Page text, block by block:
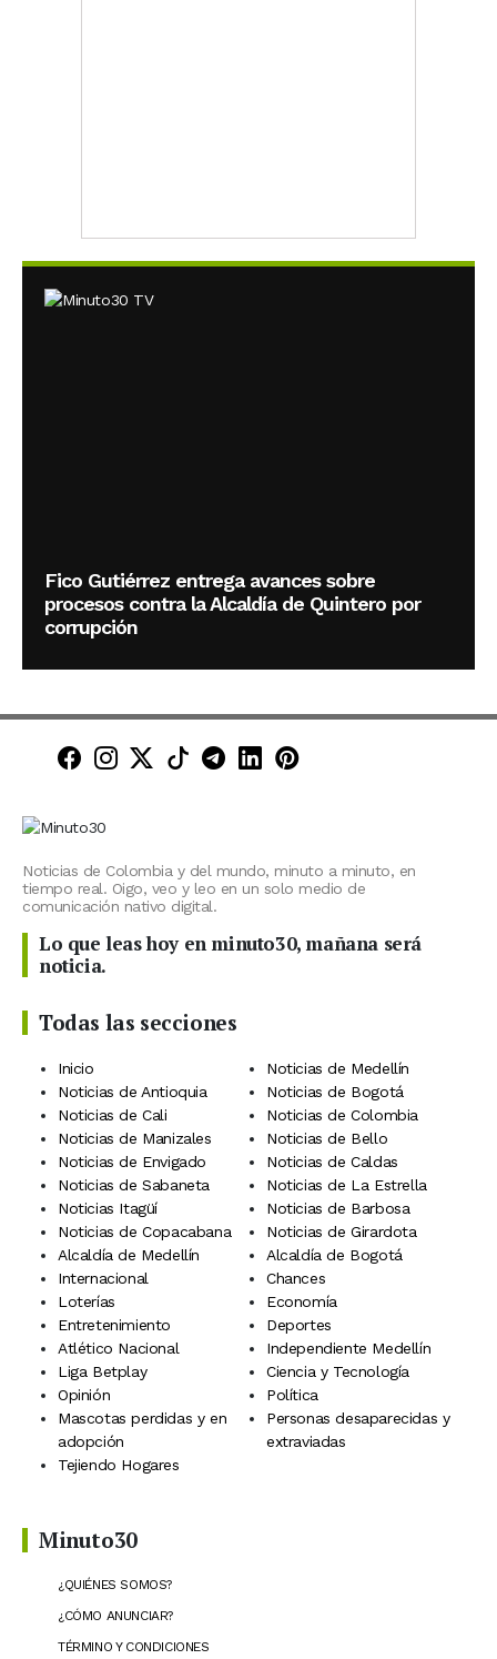
Fico Gutiérrez entrega avances sobre
procesos contra la Alcaldía de Quintero por
corrupción
Minuto30 en Facebook
Minuto30 en Instagram
Minuto30 en X (Twitter)
Minuto30 en TikTok
Canal de Minuto30 en
Minuto30 en LinkedIn
Minuto30 en
Noticias de Colombia y del mundo, minuto a minuto, en
tiempo real. Oigo, veo y leo en un solo medio de
comunicación nativo digital.
Lo que leas hoy en minuto30, mañana será
noticia.
Todas las secciones
Inicio
Noticias de Medellín
Noticias de Antioquia
Noticias de Bogotá
Noticias de Cali
Noticias de Colombia
Noticias de Manizales
Noticias de Bello
Noticias de Envigado
Noticias de Caldas
Noticias de Sabaneta
Noticias de La Estrella
Noticias Itagüí
Noticias de Barbosa
Noticias de Copacabana
Noticias de Girardota
Alcaldía de Medellín
Alcaldía de Bogotá
Internacional
Chances
Loterías
Economía
Entretenimiento
Deportes
Atlético Nacional
Independiente Medellín
Liga Betplay
Ciencia y Tecnología
Opinión
Política
Mascotas perdidas y en
adopción
Personas desaparecidas y
extraviadas
Tejiendo Hogares
Minuto30
¿QUIÉNES SOMOS?
¿CÓMO ANUNCIAR?
TÉRMINO Y CONDICIONES